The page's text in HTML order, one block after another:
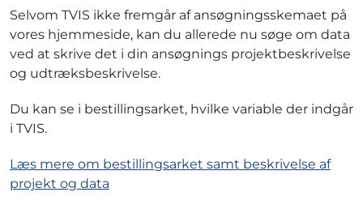
Selvom TVIS ikke fremgår af ansøgningsskemaet på
vores hjemmeside, kan du allerede nu søge om data
ved at skrive det i din ansøgnings projektbeskrivelse
og udtræksbeskrivelse.
Du kan se i bestillingsarket, hvilke variable der indgår
i TVIS.
Læs mere om bestillingsarket samt beskrivelse af
projekt og data